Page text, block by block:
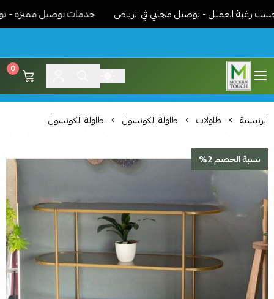
العميل - توصيل مجاني في الرياض خدمات توصيل مميزة - نوصل
اثاث مودرن لمسة عصرية
0
الرئيسية طاولات طاولة الكونسول طاولة الكونسول
نسبة الخصم 2%